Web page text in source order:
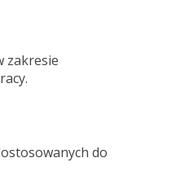
zakresie
do